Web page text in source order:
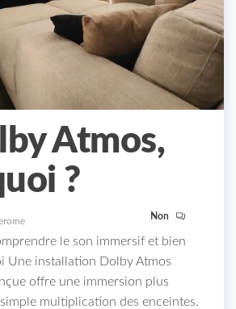
Atmos,
?
Non
le son immersif et bien
Une installation Dolby Atmos
offre une immersion plus
multiplication des enceintes.